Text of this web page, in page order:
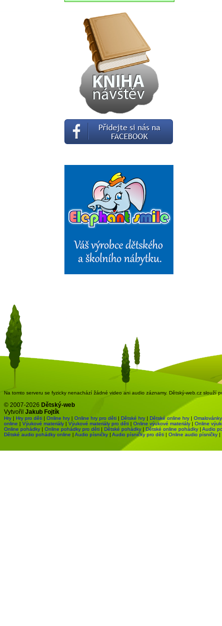
Na tomto serveru se fyzicky nenachází žádné video ani audio záznamy. Dětský-web.cz slouží
© 2007-2026 Dětský-web
Vytvořil Jakub Fojtík
Hry | Hry pro děti | Online hry | Online hry pro děti | Dětské hry | Dětské online hry | Omalovánky
online | Výukové materiály | Výukové materiály pro děti | Online výukové materiály | Online
Online pohádky | Online pohádky pro děti | Dětské pohádky | Dětské online pohádky | Audio
Dětské audio pohádky online | Audio písničky | Audio písničky pro děti | Online audio písničky |